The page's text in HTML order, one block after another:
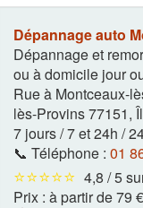
Dépannage auto
Dépannage et
ou à domicile jour
Rue à Montceaux-
lès-Provins77151,
7 jours / 7 et 24h /
📞 Téléphone : 01
⭐⭐⭐⭐⭐ 4,8 / 5
Prix : à partir de 79 €